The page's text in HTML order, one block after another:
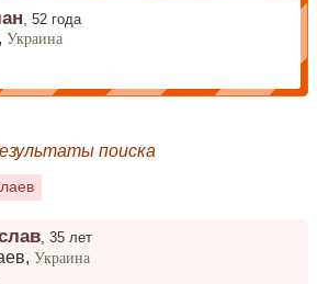
,52 года
Украина
поиска
,35 лет
,Украина